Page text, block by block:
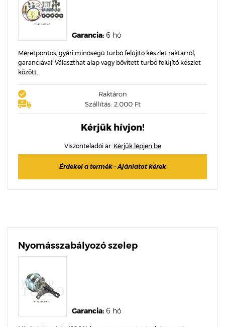
Garancia: 6 hó
Méretpontos, gyári minőségű turbó felújító készlet raktárról,
garanciával! Választhat alap vagy bővített turbó felújító készlet
között.
Raktáron
Szállítás: 2.000 Ft
Kérjük hívjon!
Viszonteladói ár: Kérjük lépjen be
Érdekel a termék - Ajánlatot kérek
Nyomásszabályozó szelep
Garancia: 6 hó